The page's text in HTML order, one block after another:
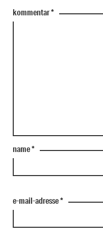
kommentar*
name*
e-mail-adresse*